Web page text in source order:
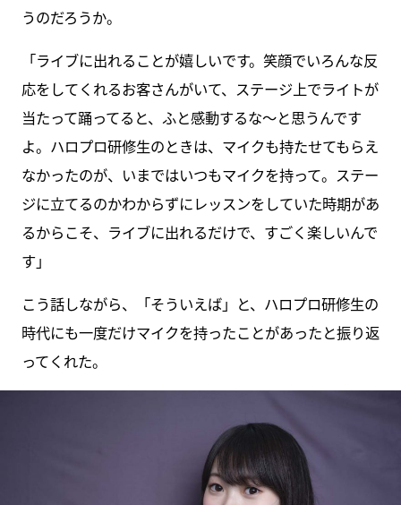
うのだろうか。
「ライブに出れることが嬉しいです。笑顔でいろんな反
応をしてくれるお客さんがいて、ステージ上でライトが
当たって踊ってると、ふと感動するな〜と思うんです
よ。ハロプロ研修生のときは、マイクも持たせてもらえ
なかったのが、いまではいつもマイクを持って。ステー
ジに立てるのかわからずにレッスンをしていた時期があ
るからこそ、ライブに出れるだけで、すごく楽しいんで
す」
こう話しながら、「そういえば」と、ハロプロ研修生の
時代にも一度だけマイクを持ったことがあったと振り返
ってくれた。